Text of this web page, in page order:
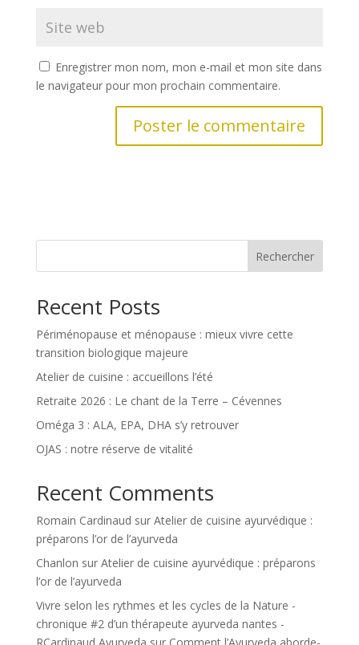
Enregistrer mon nom, mon e-mail et mon site dans
le navigateur pour mon prochain commentaire.
Rechercher
Recent Posts
Périménopause et ménopause : mieux vivre cette
transition biologique majeure
Atelier de cuisine : accueillons l’été
Retraite 2026 : Le chant de la Terre – Cévennes
Oméga 3 : ALA, EPA, DHA s’y retrouver
OJAS : notre réserve de vitalité
Recent Comments
Romain Cardinaud sur Atelier de cuisine ayurvédique :
préparons l’or de l’ayurveda
Chanlon sur Atelier de cuisine ayurvédique : préparons
l’or de l’ayurveda
Vivre selon les rythmes et les cycles de la Nature -
chronique #2 d’un thérapeute ayurveda nantes -